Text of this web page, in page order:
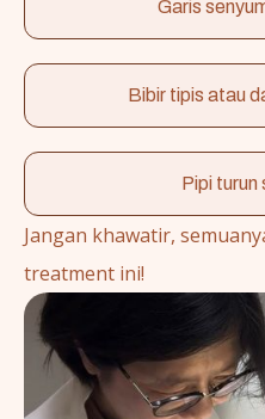
Garis
Bibir tipis atau
Pipi turun
Jangan khawatir,
treatment ini!